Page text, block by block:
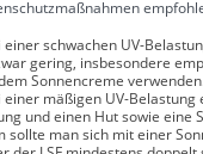
einer schwachen UV-
gering, insbesondere
Sonnencreme
einer mäßigen UV-Belastung
und einen Hut sowie eine
sollte man sich mit einer